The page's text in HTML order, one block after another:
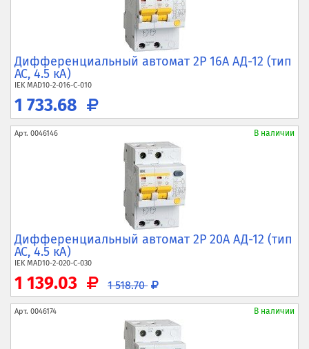
Дифференциальный автомат 2P 16А АД-12 (тип
AC, 4.5 кА)
IEKMAD10-2-016-C-010
1 733.68
Арт. 0046146 В наличии
Дифференциальный автомат 2P 20А АД-12 (тип
AC, 4.5 кА)
IEKMAD10-2-020-C-030
1 139.03 1 518.70
Арт. 0046174 В наличии